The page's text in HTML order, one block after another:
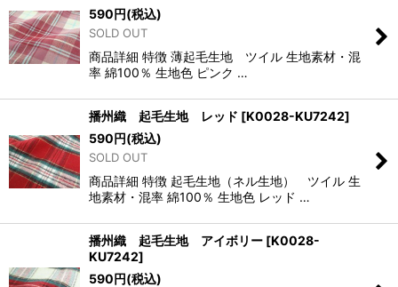
590円(税込)
SOLD OUT
商品詳細 特徴 薄起毛生地 ツイル 生地素材・混
率 綿100％ 生地色 ピンク …
播州織 起毛生地 レッド [K0028-KU7242]
590円(税込)
SOLD OUT
商品詳細 特徴 起毛生地（ネル生地） ツイル 生
地素材・混率 綿100％ 生地色 レッド …
播州織 起毛生地 アイボリー [K0028-
KU7242]
590円(税込)